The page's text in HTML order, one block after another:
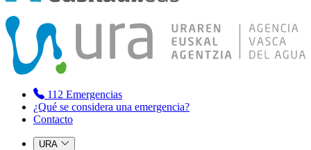
112 Emergencias
¿Qué se considera una emergencia?
Contacto
URA